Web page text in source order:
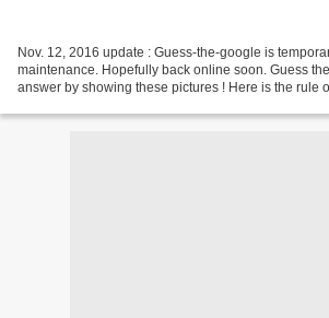
Nov. 12, 2016 update : Guess-the-google is
maintenance. Hopefully back online soon. Guess
answer by showing these pictures ! Here is the rule